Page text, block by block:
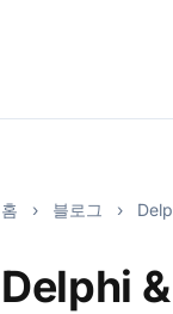
홈 › 블로그 ›
Delphi